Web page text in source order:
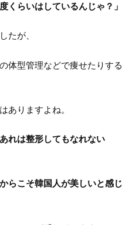
くらいはしているんじゃ？」
たが、
体型管理などで痩せたりする
ありますよね。
れは整形してもなれない
らこそ韓国人が美しいと感じ